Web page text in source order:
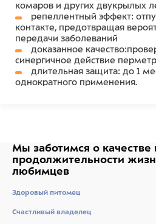
комаров и других двукрылых
репеллентный эффект:
контакте, предотвращая
передачи заболеваний
доказанное
синергичное действие
длительная защита: до 1
однократного применения.
средства в комбинациях.
Механизм действия
членистоногих и нарушении
Мы заботимся о качестве
продолжительности
любимцев
Здоровый питомец
Счастливый владелец